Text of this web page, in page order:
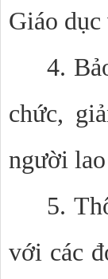
Giáo
4.
chức,
người
5.
với các